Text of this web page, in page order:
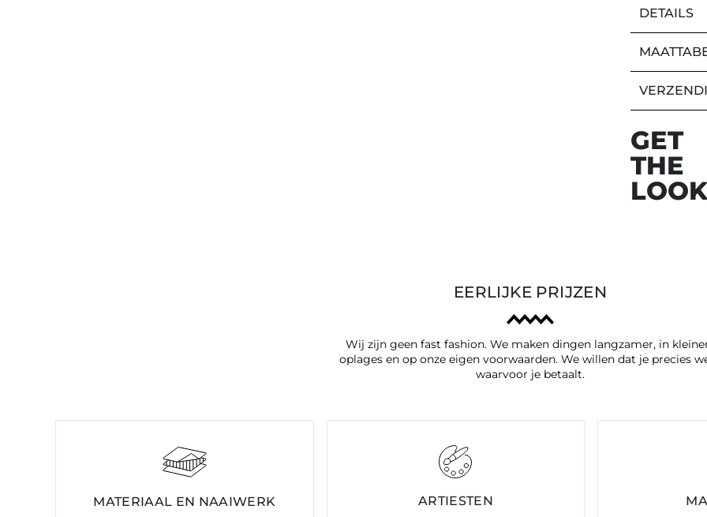
DETAILS
GET
THE
LOOK
EERLIJKE PRIJZEN
Wij zijn geen fast fashion. We maken dingen langzamer, in
oplages en op onze eigen voorwaarden. We willen dat je precies
waarvoor je betaalt.
MATERIAAL EN NAAIWERK ARTIESTEN